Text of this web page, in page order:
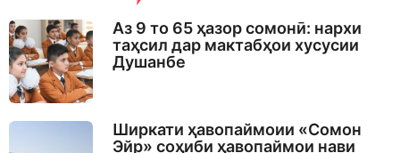
Аз 9 то 65 ҳазор сомонӣ: нархи
таҳсил дар мактабҳои хусусии
Душанбе
Ширкати ҳавопаймоии «Сомон
Эйр» соҳиби ҳавопаймои нави